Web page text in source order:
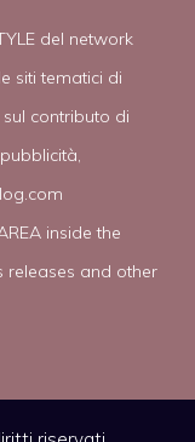
del network
siti tematici di
contributo di
inside the
releases and other